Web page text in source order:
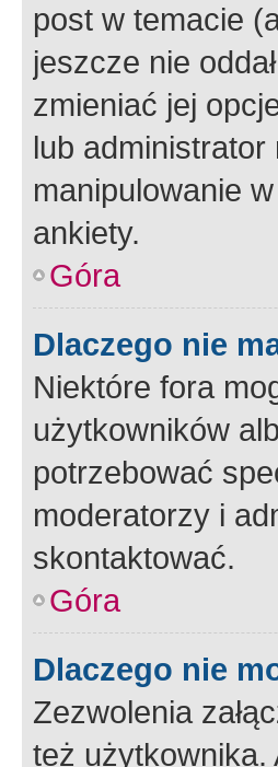
post w temacie
jeszcze nie
zmieniać jej
lub
manipulowanie
ankiety.
Góra
Dlaczego nie
Niektóre fora
użytkowników
potrzebować
moderatorzy i
skontaktować.
Góra
Dlaczego nie
Zezwolenia
też użytkownika.